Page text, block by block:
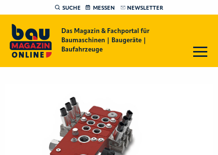
SUCHE MESSEN NEWSLETTER
Das Magazin & Fachportal für
Baumaschinen | Baugeräte |
Baufahrzeuge